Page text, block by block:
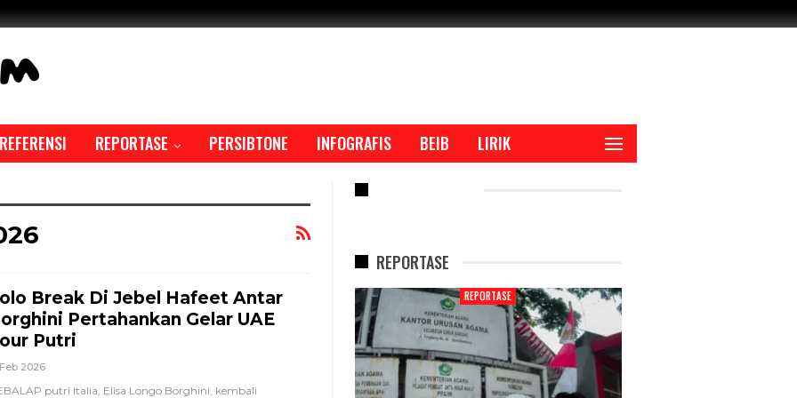
REFERENSI REPORTASE PERSIBTONE INFOGRAFIS BEIB LIRIK
Break Di Jebel Hafeet Antar
Pertahankan Gelar UAE
Putri
2026
putri Italia, Elisa Longo Borghini, kembali
REPORTASE
REPORTASE REPORTASE